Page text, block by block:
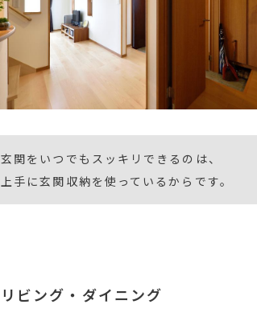
玄関をいつでもスッキリできるのは、
上手に玄関収納を使っているからです。
リビング・ダイニング